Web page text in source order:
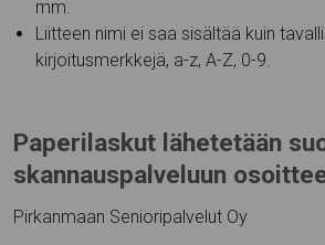
mm.
Liitteen nimi ei saa sisältää kuin
kirjoitusmerkkejä, a-z, A-Z, 0-9.
Paperilaskut lähetetään
skannauspalveluun
Pirkanmaan Senioripalvelut Oy